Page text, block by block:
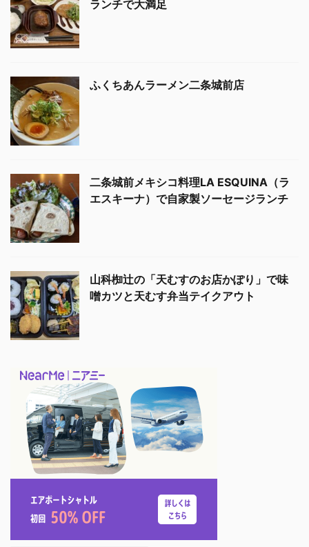
ランチで大満足
ふくちあんラーメン二条城前店
二条城前メキシコ料理LA ESQUINA（ラ
エスキーナ）で自家製ソーセージランチ
山科椥辻の「天むすのお店かぽり」で味
噌カツと天むす弁当テイクアウト